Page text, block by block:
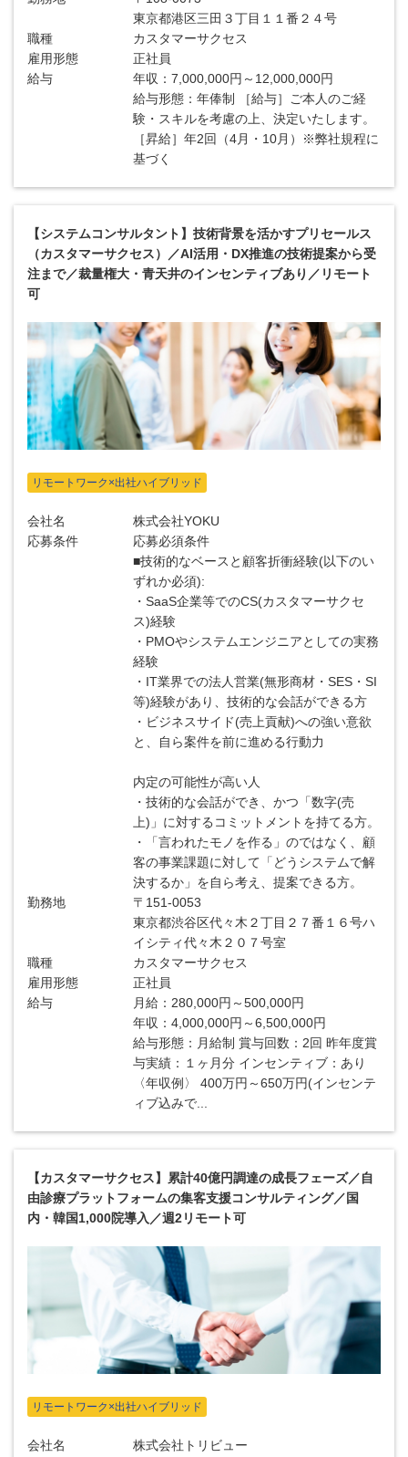
東京都港区三田３丁目１１番２４号
職種
カスタマーサクセス
雇用形態
正社員
給与
年収：7,000,000円～12,000,000円
給与形態：年俸制 ［給与］ご本人のご経
験・スキルを考慮の上、決定いたします。
［昇給］年2回（4月・10月）※弊社規程に
基づく
【システムコンサルタント】技術背景を活かすプリセールス
（カスタマーサクセス）／AI活用・DX推進の技術提案から受
注まで／裁量権大・青天井のインセンティブあり／リモート
可
リモートワーク×出社ハイブリッド
会社名
株式会社YOKU
応募条件
応募必須条件
■技術的なベースと顧客折衝経験(以下のい
ずれか必須):
・SaaS企業等でのCS(カスタマーサクセ
ス)経験
・PMOやシステムエンジニアとしての実務
経験
・IT業界での法人営業(無形商材・SES・SI
等)経験があり、技術的な会話ができる方
・ビジネスサイド(売上貢献)への強い意欲
と、自ら案件を前に進める行動力
内定の可能性が高い人
・技術的な会話ができ、かつ「数字(売
上)」に対するコミットメントを持てる方。
・「言われたモノを作る」のではなく、顧
客の事業課題に対して「どうシステムで解
決するか」を自ら考え、提案できる方。
勤務地
〒151-0053
東京都渋谷区代々木２丁目２７番１６号ハ
イシティ代々木２０７号室
職種
カスタマーサクセス
雇用形態
正社員
給与
月給：280,000円～500,000円
年収：4,000,000円～6,500,000円
給与形態：月給制 賞与回数：2回 昨年度賞
与実績：１ヶ月分 インセンティブ：あり
〈年収例〉 400万円～650万円(インセンテ
ィブ込みで...
【カスタマーサクセス】累計40億円調達の成長フェーズ／自
由診療プラットフォームの集客支援コンサルティング／国
内・韓国1,000院導入／週2リモート可
リモートワーク×出社ハイブリッド
会社名
株式会社トリビュー